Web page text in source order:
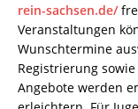
rein-sachsen.de/
Veranstaltungen
Wunschtermine
Registrierung
Angebote werden